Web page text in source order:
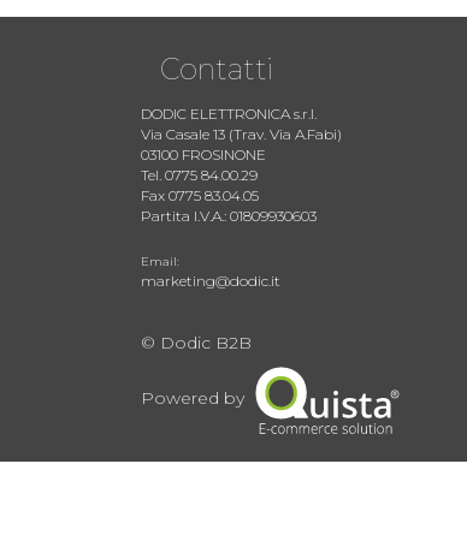
Contatti
DODIC ELETTRONICA s.r.l.
Via Casale 13 (Trav. Via A.Fabi)
03100 FROSINONE
Tel. 0775 84.00.29
Fax 0775 83.04.05
Partita I.V.A.: 01809930603
Email:
marketing@dodic.it
© Dodic B2B
Powered by